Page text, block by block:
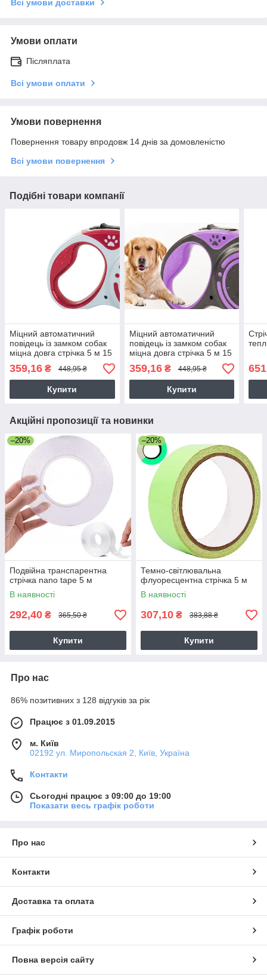
Всі умови доставки
Умови оплати
Післяплата
Всі умови оплати
Умови повернення
Повернення товару впродовж 14 днів за домовленістю
Всі умови повернення
Подібні товари компанії
Міцний автоматичний
повідець із замком собак
міцна довга стрічка 5 м 15
кг
359,16 ₴ 448,95 ₴
Купити
Міцний автоматичний
повідець із замком собак
міцна довга стрічка 5 м 15
кг
359,16₴ 448,95 ₴
Купити
Акційні пропозиції та новинки
–20%
Подвійна транспарентна
стрічка nano tape 5 м
В наявності
292,40 ₴ 365,50 ₴
Купити
–20%
Темно-світлювальна
флуоресцентна стрічка 5 м
В наявності
307,10 ₴ 383,88 ₴
Купити
Про нас
86% позитивних з 128 відгуків за рік
Працює з 01.09.2015
м. Київ
02192 ул. Миропольская 2, Київ, Україна
Контакти
Сьогодні працює з 09:00 до 19:00
Показати весь графік роботи
Про нас
Контакти
Доставка та оплата
Графік роботи
Повна версія сайту